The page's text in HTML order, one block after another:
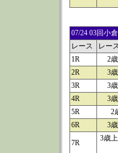
07/24 03回小
レース
レー
1R
2
2R
3
3R
3
4R
3
5R
2
6R
3
7R
3歳